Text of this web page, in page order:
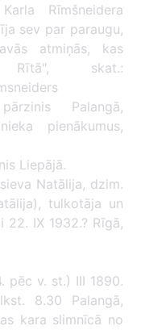
Rīmšneidera
sev par paraugu,
atmiņās, kas
Rītā", skat.:
Palangā,
pienākumus,
Liepājā.
Natālija, dzim.
tulkotāja un
22. IX 1932.? Rīgā,
pēc v. st.) III 1890.
8.30 Palangā,
kara slimnīcā no